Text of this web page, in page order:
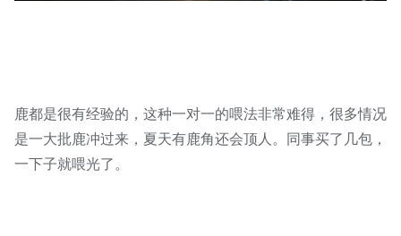
鹿都是很有经验的，这种一对一的喂法非常难得，很多情况
是一大批鹿冲过来，夏天有鹿角还会顶人。同事买了几包，
一下子就喂光了。